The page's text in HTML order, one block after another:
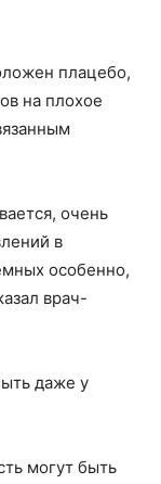
плацебо,
на плохое
очень
в
особенно,
врач-
даже у
могут быть